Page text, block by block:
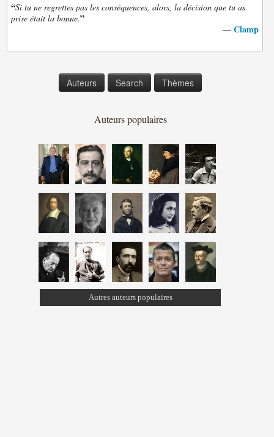
“Si tu ne regrettes pas les conséquences, alors, la décision que tu as
prise était la bonne.”
— Clamp
Auteurs Search Thèmes
Auteurs populaires
Autres auteurs populaires